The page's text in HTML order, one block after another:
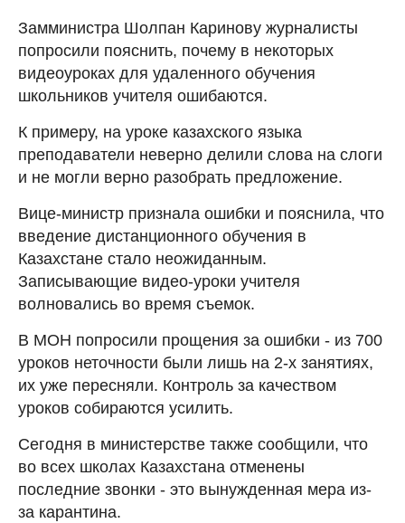
Замминистра Шолпан Каринову журналисты
попросили пояснить, почему в некоторых
видеоуроках для удаленного обучения
школьников учителя ошибаются.
К примеру, на уроке казахского языка
преподаватели неверно делили слова на слоги
и не могли верно разобрать предложение.
Вице-министр признала ошибки и пояснила, что
введение дистанционного обучения в
Казахстане стало неожиданным.
Записывающие видео-уроки учителя
волновались во время съемок.
В МОН попросили прощения за ошибки - из 700
уроков неточности были лишь на 2-х занятиях,
их уже пересняли. Контроль за качеством
уроков собираются усилить.
Сегодня в министерстве также сообщили, что
во всех школах Казахстана отменены
последние звонки - это вынужденная мера из-
за карантина.